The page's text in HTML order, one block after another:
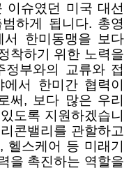
이슈였던 미국 대선
하게 됩니다. 총영
한미동맹을 보다
착하기 위한 노력을
정부와의 교류와 접
서 한미간 협력이
써, 보다 많은 우리
도록 지원하겠습니
콘밸리를 관할하고
헬스케어 등 미래기
을 촉진하는 역할을